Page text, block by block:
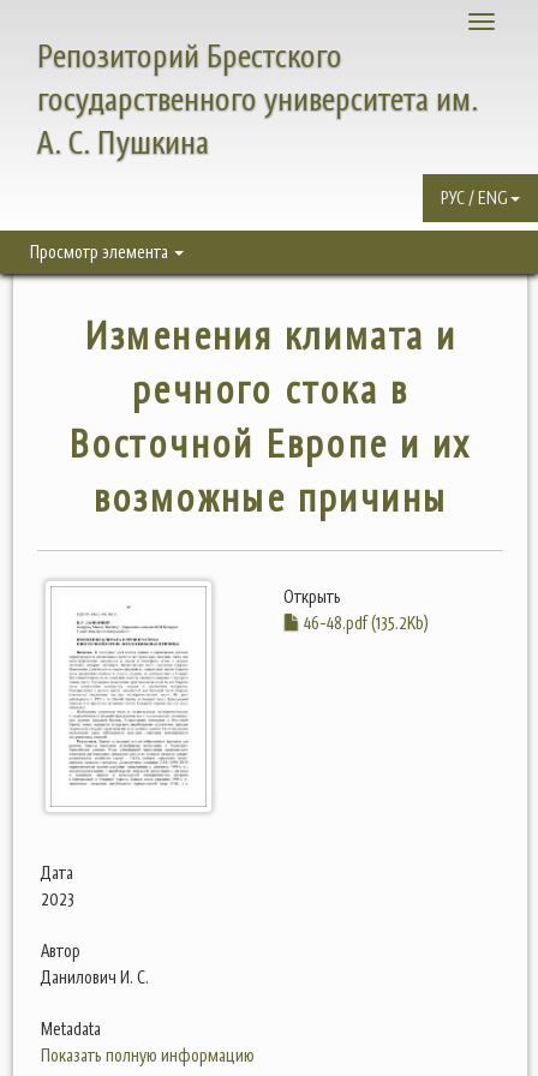
Toggle
Репозиторий Брестского
государственного университета им.
А. С. Пушкина
РУС / ENG
Просмотр элемента
Изменения климата и
речного стока в
Восточной Европе и их
возможные причины
Открыть
46-48.pdf (135.2Kb)
Дата
2023
Автор
Данилович И. С.
Metadata
Показать полную информацию